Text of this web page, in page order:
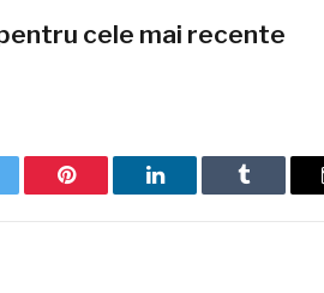
cele mai recente
Pinterest LinkedIn Tumblr